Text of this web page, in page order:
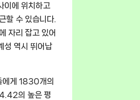
이에 위치하고
할 수 있습니다.
자리 잡고 있어
성 역시 뛰어납
에게 1830개의
의 높은 평